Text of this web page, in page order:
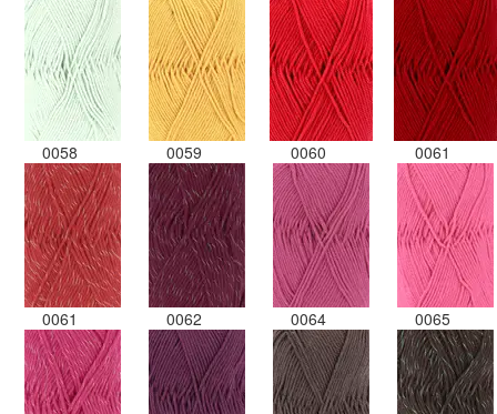
0058 0059 0060 0061
0061 0062 0064 0065